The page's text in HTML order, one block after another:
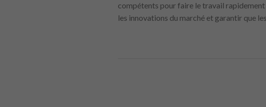
compétents pour faire le travail
les innovations du marché et garantir que